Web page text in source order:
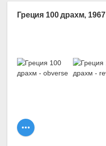
Греция 100 драхм, 1967